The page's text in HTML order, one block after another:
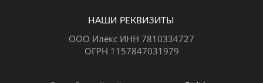
НАШИ РЕКВИЗИТЫ
ООО Илекс ИНН 7810334727
ОГРН 1157847031979